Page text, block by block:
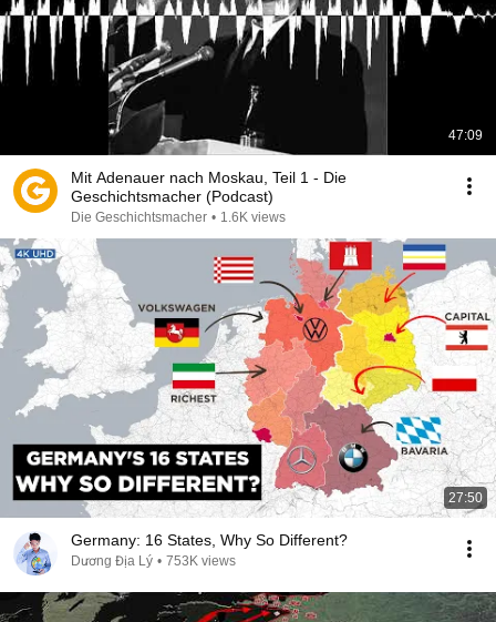
47:09
Mit Adenauer nach Moskau, Teil 1 - Die
Geschichtsmacher (Podcast)
Die Geschichtsmacher • 1.6K views
27:50
Germany: 16 States, Why So Different?
Dương Địa Lý • 753K views